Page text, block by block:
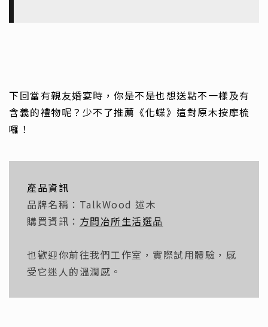
下回當有親友婚宴時，你是不是也想送點不一樣及有
含義的禮物呢？少不了推薦《化蝶》這對原木按摩梳
囉！
產品資訊
品牌名稱：TalkWood 述木
購買資訊： 方間冶所生活選品
也歡迎你前往我們工作室，實際試用體驗，感
受它迷人的溫潤感。